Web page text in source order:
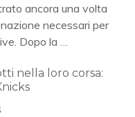
ancora una volta
necessari per
Dopo la …
nella loro corsa: